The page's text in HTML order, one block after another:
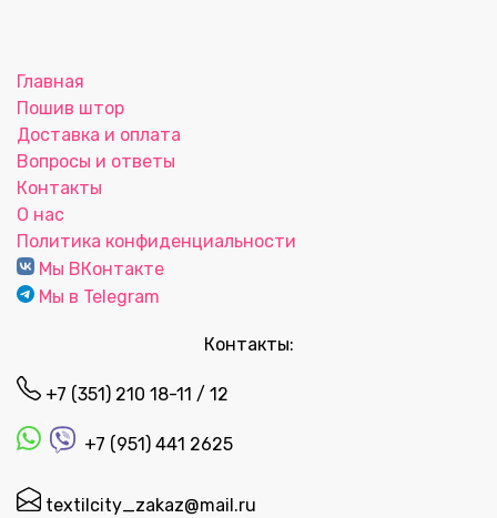
Главная
Пошив штор
Доставка и оплата
Вопросы и ответы
Контакты
О нас
Политика конфиденциальности
Мы ВКонтакте
Мы в Telegram
Контакты:
+7 (351) 210 18-11 / 12
+7 (951) 441 2625
textilcity_zakaz@mail.ru